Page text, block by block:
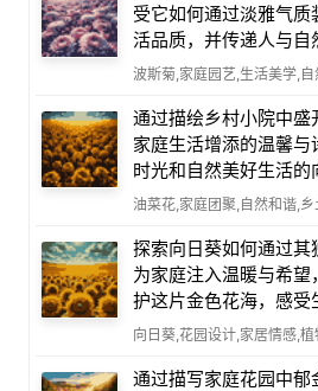
受它如何通过淡雅气
活品质，并传递人与自
波斯菊,家庭园艺,生活美学,
通过描绘乡村小院中
家庭生活增添的温馨
时光和自然美好生活的
油菜花,家庭团聚,自然和谐,
探索向日葵如何通过其
为家庭注入温暖与希
护这片金色花海，感受
向日葵,花园设计,家居情感,
通过描写家庭花园中